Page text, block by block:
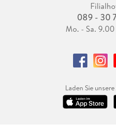
089 - 30
Mo. - Sa.
Laden Sie